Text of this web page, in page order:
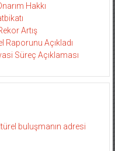
Hakkı
Artış
Açıkladı
Süreç Açıklaması
buluşmanın adresi